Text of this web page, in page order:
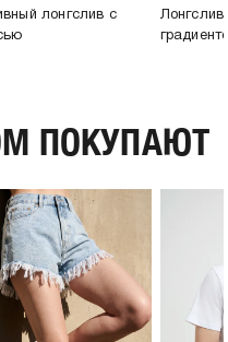
лонгслив с
ПОКУПАЮТ